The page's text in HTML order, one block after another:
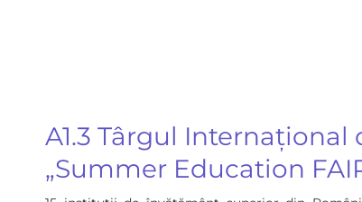
A1.3 Târgul Internațional
„Summer Education